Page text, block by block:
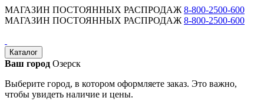
МАГАЗИН ПОСТОЯННЫХ РАСПРОДАЖ 8-800-2500-600
МАГАЗИН ПОСТОЯННЫХ РАСПРОДАЖ 8-800-2500-600
Каталог
Ваш город Озерск
Выберите город, в котором оформляете заказ. Это важно,
чтобы увидеть наличие и цены.